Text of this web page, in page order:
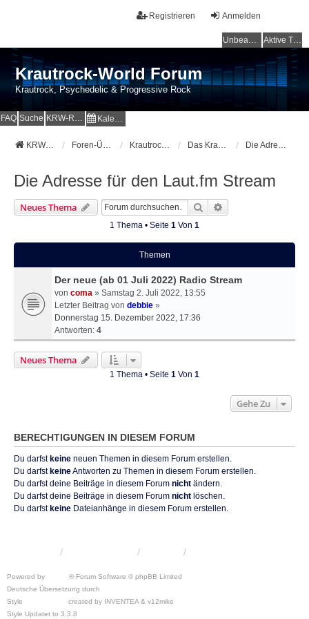
Anmelden
Registrieren
Unbeantwortete Themen Aktive Themen
Krautrock-World Forum
Krautrock, Psychedelic & Progressive Rock
FAQ Suche KRW-Radio Kalender
KRW-Forum Foren-Übersicht Krautrock-World Webradio Das Krautrock Radio Die Adresse für den Laut.fm Stream
Die Adresse für den Laut.fm Stream
Neues Thema Suche
1 Thema • Seite 1 Von 1
Themen
Der neue (ab 01 Juli 2022) Radio Stream
von coma » Samstag 2. Juli 2022, 13:55
Letzter Beitrag von debbie »
Donnerstag 15. Dezember 2022, 17:36
Antworten: 4
Neues Thema
1 Thema • Seite 1 Von 1
Gehe Zu
BERECHTIGUNGEN IN DIESEM FORUM
Du darfstkeine neuen Themen in diesem Forum erstellen.
Du darfstkeineAntworten zu Themen in diesem Forum erstellen.
Du darfst deine Beiträge in diesem Forum nicht ändern.
Du darfst deine Beiträge in diesem Forum nicht löschen.
Du darfstkeine Dateianhänge in diesem Forum erstellen.
Powered by
® Forum Software © phpBB Limited
Deutsche Übersetzung durch
Style
created by INVENTEA & v12mike
Style Updatet to 3.3.8